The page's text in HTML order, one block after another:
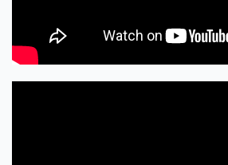
Hinweise zur Batterieentsorgung
Geschäftszeiten